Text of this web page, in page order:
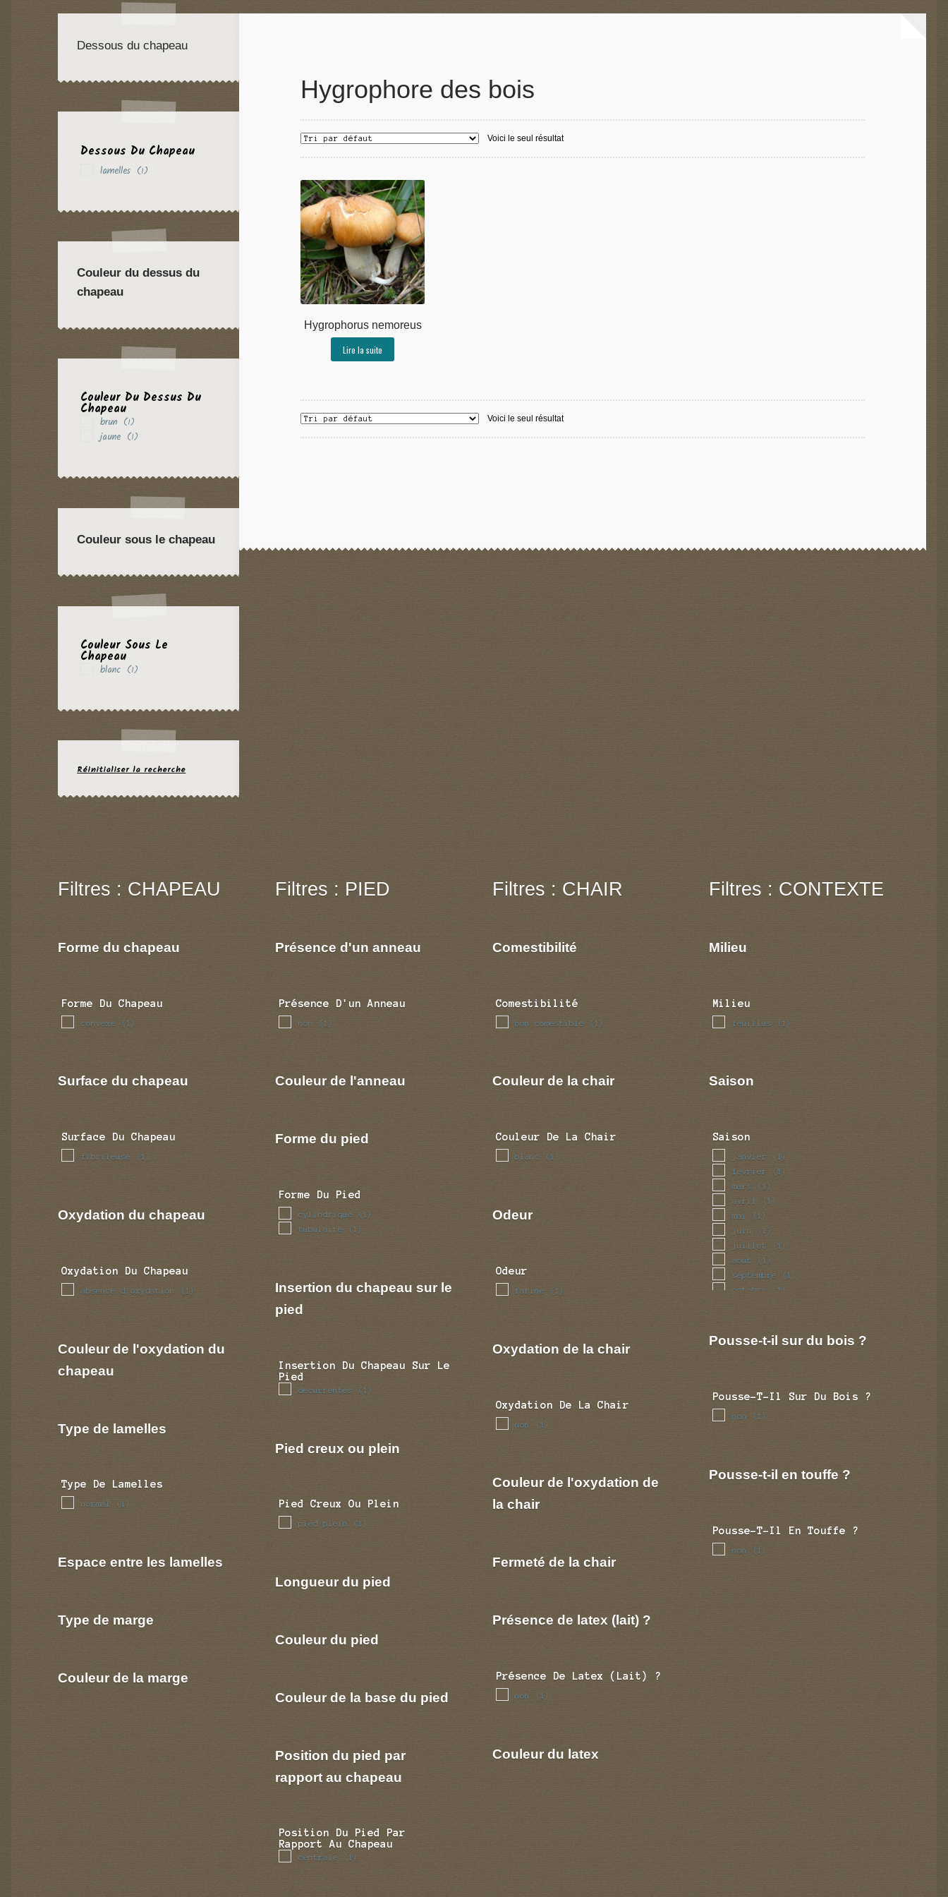
Hygrophore des bois
Voici le seul résultat
Hygrophorus nemoreus
Lire la suite
Voici le seul résultat
Dessous du chapeau
Dessous Du Chapeau
lamelles (1)
Couleur du dessus du
chapeau
Couleur Du Dessus Du
Chapeau
brun (1)
jaune (1)
Couleur sous le chapeau
Couleur Sous Le
Chapeau
blanc (1)
Réinitialiser la recherche
Filtres : CHAPEAU
Forme du chapeau
Forme Du Chapeau
convexe (1)
Surface du chapeau
Surface Du Chapeau
fibrileuse (1)
Oxydation du chapeau
Oxydation Du Chapeau
absence d oxydation (1)
Couleur de l'oxydation du
chapeau
Type de lamelles
Type De Lamelles
normal (1)
Espace entre les lamelles
Type de marge
Couleur de la marge
Filtres : PIED
Présence d'un anneau
Présence D'un Anneau
non (1)
Couleur de l'anneau
Forme du pied
Forme Du Pied
cylindrique (1)
tubulaire (1)
Insertion du chapeau sur le
pied
Insertion Du Chapeau Sur Le
Pied
decurrentes (1)
Pied creux ou plein
Pied Creux Ou Plein
pied plein (1)
Longueur du pied
Couleur du pied
Couleur de la base du pied
Position du pied par
rapport au chapeau
Position Du Pied Par
Rapport Au Chapeau
centrale (1)
Filtres : CHAIR
Comestibilité
Comestibilité
bon comestible (1)
Couleur de la chair
Couleur De La Chair
blanc (1)
Odeur
Odeur
farine (1)
Oxydation de la chair
Oxydation De La Chair
non (1)
Couleur de l'oxydation de
la chair
Fermeté de la chair
Présence de latex (lait) ?
Présence De Latex (lait) ?
non (1)
Couleur du latex
Filtres : CONTEXTE
Milieu
Milieu
feuillus (1)
Saison
Saison
janvier (1)
fevrier (1)
mars (1)
avril (1)
mai (1)
juin (1)
juillet (1)
aout (1)
septembre (1)
octobre (1)
Pousse-t-il sur du bois ?
Pousse-T-Il Sur Du Bois ?
non (1)
Pousse-t-il en touffe ?
Pousse-T-Il En Touffe ?
non (1)